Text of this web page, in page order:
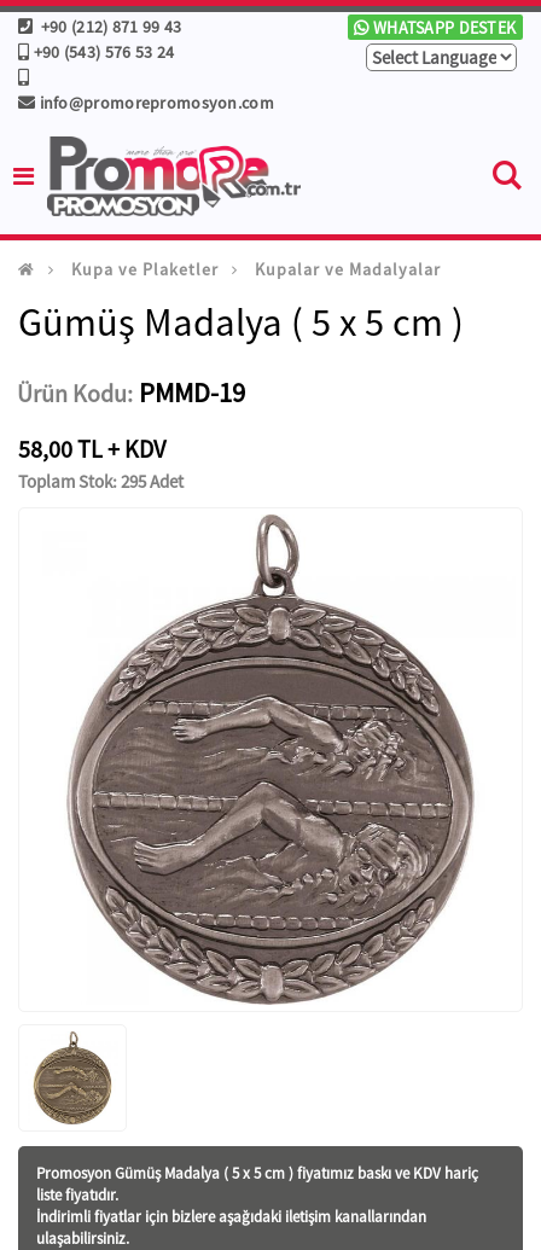
+90 (212) 871 99 43
+90 (543) 576 53 24
info@promorepromosyon.com
WHATSAPP DESTEK
Kupa ve Plaketler Kupalar ve Madalyalar
Gümüş Madalya ( 5 x 5 cm )
Ürün Kodu: PMMD-19
58,00 TL + KDV
Toplam Stok: 295 Adet
Promosyon Gümüş Madalya ( 5 x 5 cm ) fiyatımız baskı ve KDV hariç
liste fiyatıdır.
İndirimli fiyatlar için bizlere aşağıdaki iletişim kanallarından
ulaşabilirsiniz.